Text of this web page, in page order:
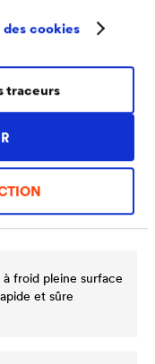
cookies
traceurs
froid pleine surface
et sûre